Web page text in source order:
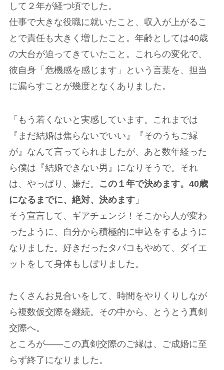
して２年が経つ頃でした。
仕事で大きな役職に就いたこと、収入が上がるこ
とで責任も大きく増したこと。年齢としては40歳
の大台が迫ってきていたこと。これらの変化で、
彼自身「危機感を感じます」という言葉を、担当
に漏らすことが幾度となくありました。
「もう若くないと実感しています。これまでは
『まだ結婚は焦らないでいい』『そのうちご縁
が』なんて言ってられましたが、あと数年経った
ら僕は『結婚できない男』になりそうで。それ
は、やっぱり、嫌だ。
この１年で決めます。40歳
になるまでに、絶対、決めます」
そう宣言して、ギアチェンジ！そこから人が変わ
ったように、自分から積極的に申込をするように
なりました。好きだったタバコもやめて、ダイエ
ットをして身体もしぼりました。
たくさんお見合いをして、時間をやりくりしなが
ら複数仮交際を継続。その中から、とうとう真剣
交際へ。
ところが――この真剣交際のご縁は、ご成婚に至
らず終了になりました。